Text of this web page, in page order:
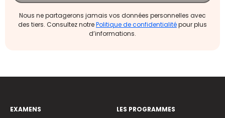
Nous ne partagerons jamais vos données personnelles avec
des tiers. Consultez notrePolitique de confidentialitépour plus
d’informations.
EXAMENS
LES PROGRAMMES